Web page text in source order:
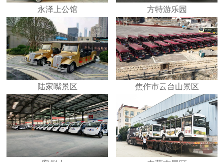
永泽上公馆 方特游乐园
陆家嘴景区 焦作市云台山景区